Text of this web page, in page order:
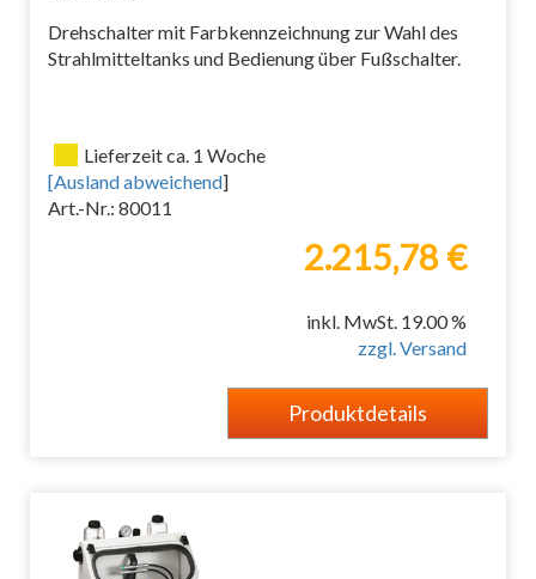
Drehschalter mit Farbkennzeichnung zur Wahl des
Strahlmitteltanks und Bedienung über Fußschalter.
Lieferzeit ca. 1 Woche
[Ausland abweichend]
Art.-Nr.: 80011
2.215,78 €
inkl. MwSt. 19.00 %
zzgl. Versand
Produktdetails